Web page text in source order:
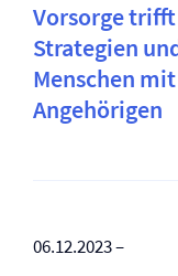
Vorsorge
Strategien
Menschen
Angehörigen
06.12.2023 –